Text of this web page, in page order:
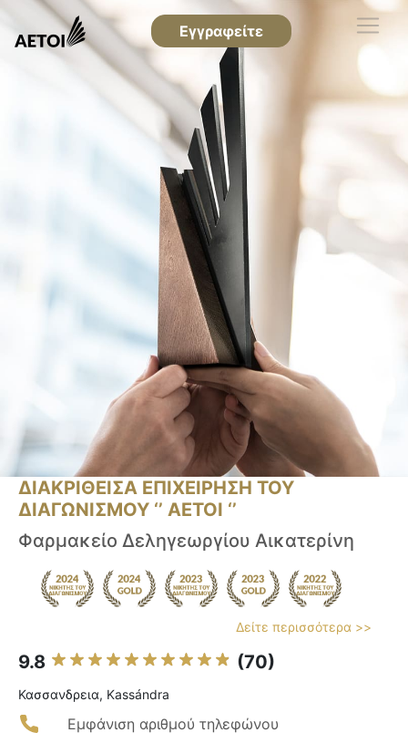
Εγγραφείτε
ΔΙΑΚΡΙΘΕΙΣΑ ΕΠΙΧΕΙΡΗΣΗ ΤΟΥ
ΔΙΑΓΩΝΙΣΜΟΥ ‘’ ΑΕΤΟΙ ‘’
Φαρμακείο Δεληγεωργίου Αικατερίνη
Δείτε περισσότερα >>
9.8 (70)
Κασσανδρεια, Kassándra
Εμφάνιση αριθμού τηλεφώνου